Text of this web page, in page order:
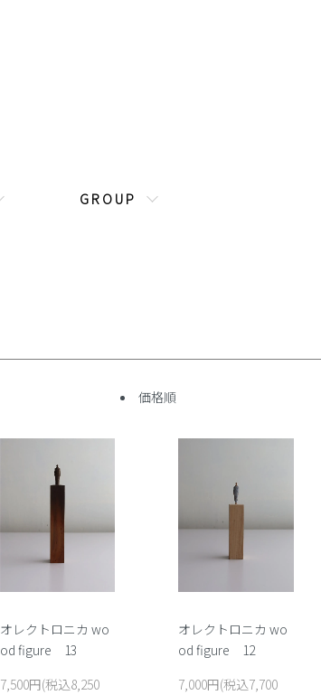
G R O U P
価格順
オレクトロニカ wo
od figure 13
7,500円(税込8,250
オレクトロニカ wo
od figure 12
7,000円(税込7,700